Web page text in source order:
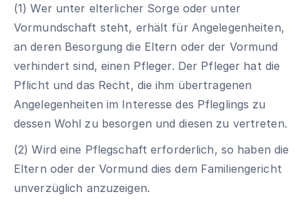
(1) Wer unter elterlicher Sorge oder unter
Vormundschaft steht, erhält für Angelegenheiten,
an deren Besorgung die Eltern oder der Vormund
verhindert sind, einen Pfleger. Der Pfleger hat die
Pflicht und das Recht, die ihm übertragenen
Angelegenheiten im Interesse des Pfleglings zu
dessen Wohl zu besorgen und diesen zu vertreten.
(2) Wird eine Pflegschaft erforderlich, so haben die
Eltern oder der Vormund dies dem Familiengericht
unverzüglich anzuzeigen.